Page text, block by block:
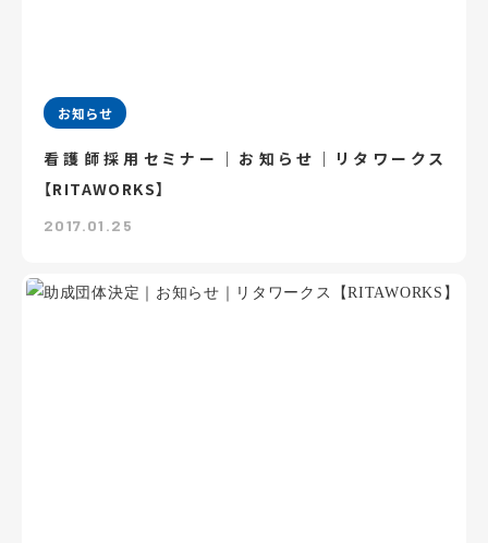
お知らせ
看護師採用セミナー｜お知らせ｜リタワークス
【RITAWORKS】
2017.01.25